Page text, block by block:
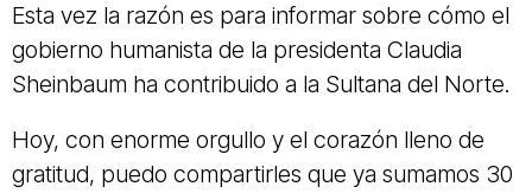
Esta vez la razón es para informar sobre cómo el
gobierno humanista de la presidenta Claudia
Sheinbaum ha contribuido a la Sultana del Norte.
Hoy, con enorme orgullo y el corazón lleno de
gratitud, puedo compartirles que ya sumamos 30